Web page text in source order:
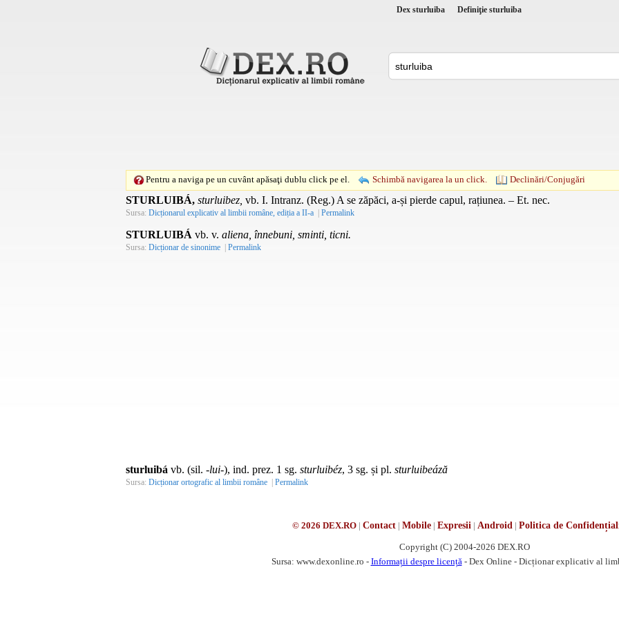
Dex sturluiba Definiţie sturluiba
Pentru a naviga pe un cuvânt apăsaţi dublu click pe el. Schimbă navigarea la un click. Declinări/Conjugări
STURLUIBÁ, sturluibez, vb. I. Intranz. (Reg.) A se zăpăci, a-și pierde capul, rațiunea. – Et. nec.
Sursa: Dicționarul explicativ al limbii române, ediția a II-a | Permalink
STURLUIBÁ vb. v. aliena, înnebuni, sminti, ticni.
Sursa: Dicționar de sinonime | Permalink
sturluibá vb. (sil. -lui-), ind. prez. 1 sg. sturluibéz, 3 sg. și pl. sturluibeáză
Sursa: Dicționar ortografic al limbii române | Permalink
© 2026 DEX.RO| Contact| Mobile| Expresii | Android | Politica de
Copyright (C) 2004-2026 DEX.RO
Sursa: www.dexonline.ro - Informații despre licență - Dex Online - Dicționar explicativ al